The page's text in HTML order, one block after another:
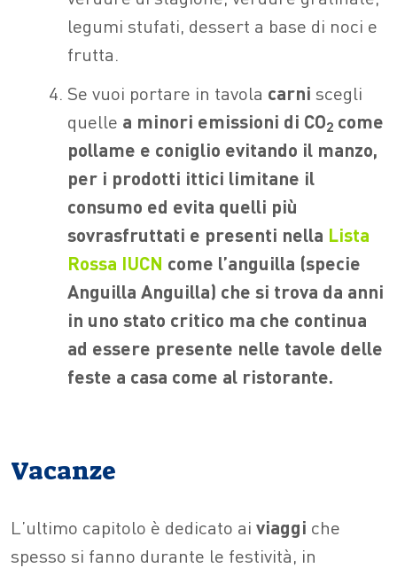
legumi stufati, dessert a base di noci e
frutta.
Se vuoi portare in tavola carni scegli
quelle a minori emissioni di CO2 come
pollame e coniglio evitando il manzo,
per i prodotti ittici limitane il
consumo ed evita quelli più
sovrasfruttati e presenti nella Lista
Rossa IUCN come l’anguilla (specie
Anguilla Anguilla) che si trova da anni
in uno stato critico ma che continua
ad essere presente nelle tavole delle
feste a casa come al ristorante.
Vacanze
L’ultimo capitolo è dedicato ai viaggi che
spesso si fanno durante le festività, in